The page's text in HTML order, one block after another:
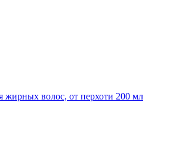
волос, от перхоти 200 мл